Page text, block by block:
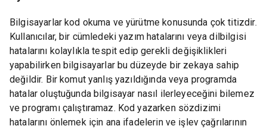
Bilgisayarlar kod okuma ve yürütme konusunda çok titizdir.
Kullanıcılar, bir cümledeki yazım hatalarını veya dilbilgisi
hatalarını kolaylıkla tespit edip gerekli değişiklikleri
yapabilirken bilgisayarlar bu düzeyde bir zekaya sahip
değildir. Bir komut yanlış yazıldığında veya programda
hatalar oluştuğunda bilgisayar nasıl ilerleyeceğini bilemez
ve programı çalıştıramaz. Kod yazarken sözdizimi
hatalarını önlemek için ana ifadelerin ve işlev çağrılarının